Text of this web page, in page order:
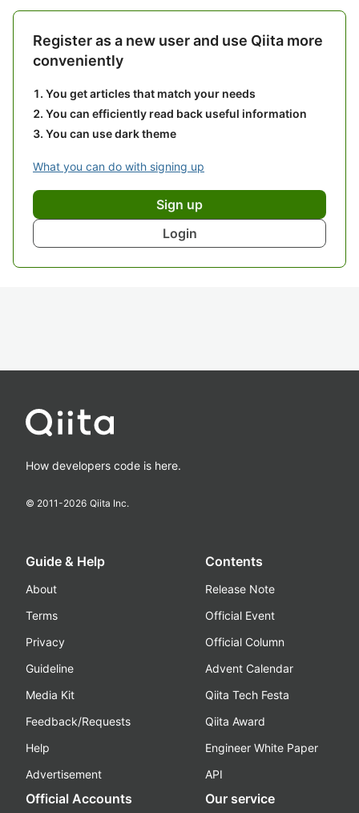
Register as a new user and use Qiita more
conveniently
You get articles that match your needs
You can efficiently read back useful information
You can use dark theme
What you can do with signing up
Sign up
Login
How developers code is here.
© 2011-2026 Qiita Inc.
Guide & Help
About
Terms
Privacy
Guideline
Media Kit
Feedback/Requests
Help
Advertisement
Contents
Release Note
Official Event
Official Column
Advent Calendar
Qiita Tech Festa
Qiita Award
Engineer White Paper
API
Official Accounts Our service